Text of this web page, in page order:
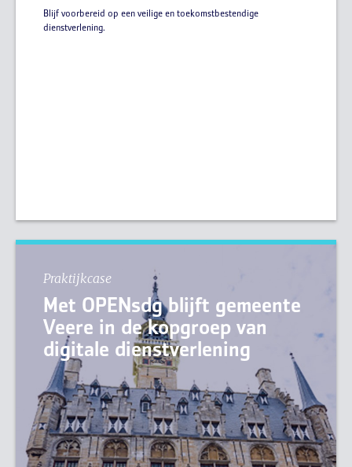
Blijf voorbereid op een veilige en toekomstbestendige
dienstverlening.
Praktijkcase
Met OPENsdg blijft gemeente
Veere in de kopgroep van
digitale dienstverlening